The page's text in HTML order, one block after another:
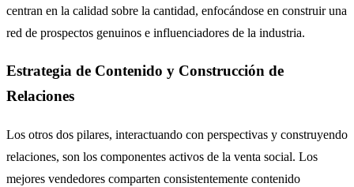
centran en la calidad sobre la cantidad, enfocándose en construir una
red de prospectos genuinos e influenciadores de la industria.
Estrategia de Contenido y Construcción de
Relaciones
Los otros dos pilares, interactuando con perspectivas y construyendo
relaciones, son los componentes activos de la venta social. Los
mejores vendedores comparten consistentemente contenido